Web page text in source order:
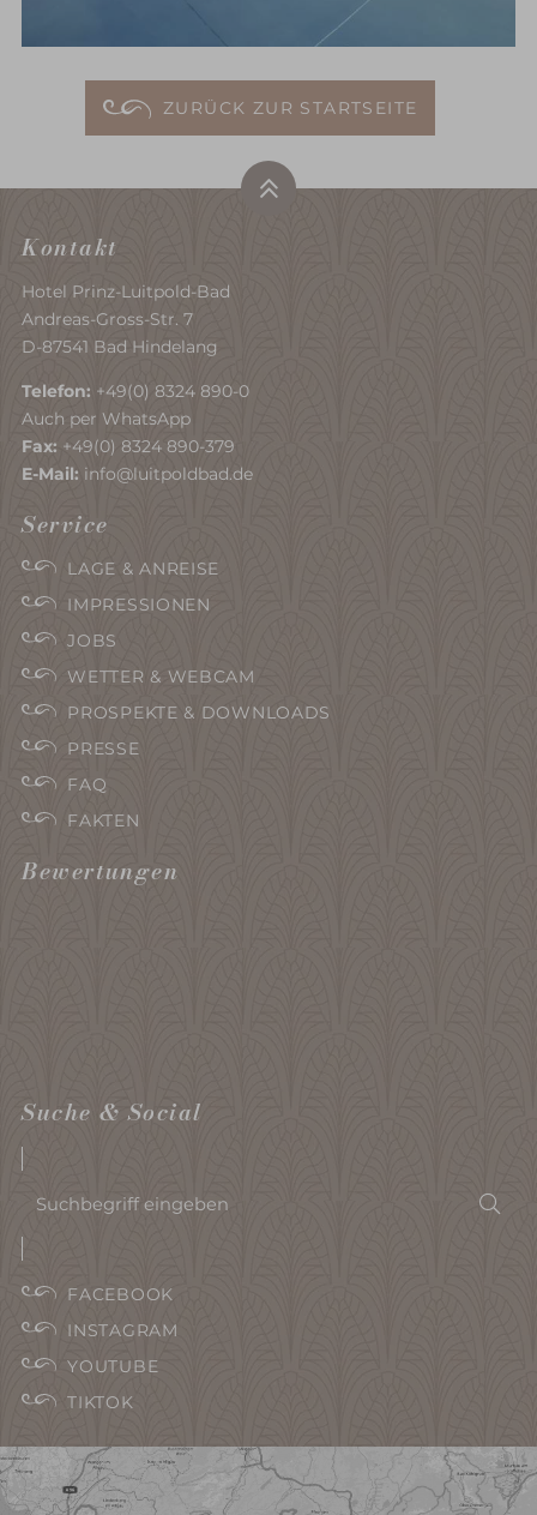
ZURÜCK ZUR STARTSEITE
Kontakt
Hotel Prinz-Luitpold-Bad
Andreas-Gross-Str. 7
D-87541 Bad Hindelang
Telefon: +49(0) 8324 890-0
Auch per WhatsApp
Fax: +49(0) 8324 890-379
E-Mail: info@luitpoldbad.de
Service
LAGE & ANREISE
IMPRESSIONEN
JOBS
WETTER & WEBCAM
PROSPEKTE & DOWNLOADS
PRESSE
FAQ
FAKTEN
Bewertungen
Suche & Social
eingeben
FACEBOOK
INSTAGRAM
YOUTUBE
TIKTOK